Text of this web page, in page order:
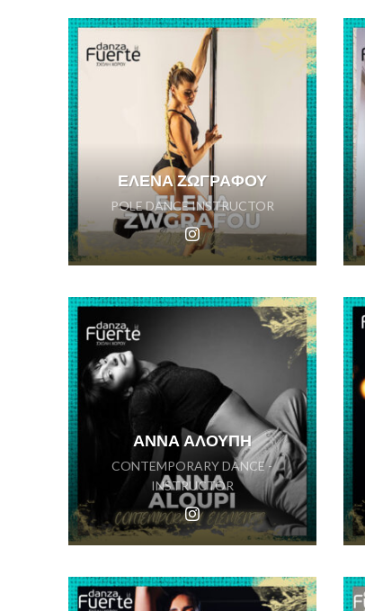
ΕΛΕΝΑ ΖΩΓΡΑΦΟΥ
POLE DANCE INSTRUCTOR
ΑΝΝΑ ΑΛΟΥΠΗ
CONTEMPORARY DANCE -
INSTRUCTOR